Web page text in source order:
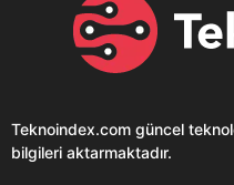
Teknoindex.com güncel
bilgileri aktarmaktadır.